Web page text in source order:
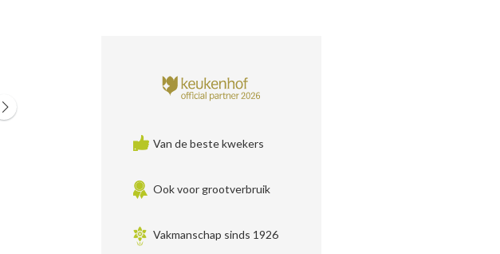
Van de beste kwekers
Ook voor grootverbruik
Vakmanschap sinds 1926